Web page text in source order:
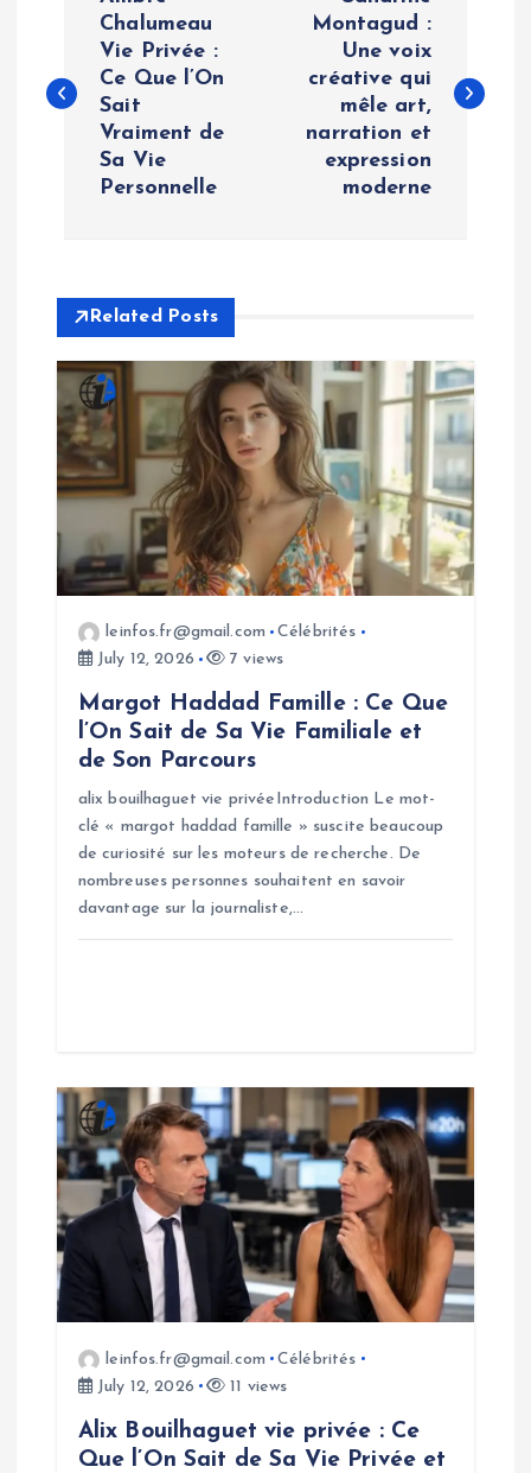
s
v
g
a
t
Chalumeau
Vie Privée :
Ce Que l’On
Sait
Vraiment de
Sa Vie
Personnelle
Montagud :
Une voix
créative qui
mêle art,
narration et
expression
moderne
Related Posts
leinfos.fr@gmail.com
Célébrités
July 12, 2026
7 views
Margot Haddad Famille : Ce Que
l’On Sait de Sa Vie Familiale et
de Son Parcours
alix bouilhaguet vie privéeIntroduction Le mot-
clé « margot haddad famille » suscite beaucoup
de curiosité sur les moteurs de recherche. De
nombreuses personnes souhaitent en savoir
davantage sur la journaliste,…
leinfos.fr@gmail.com
Célébrités
July 12, 2026
11 views
Alix Bouilhaguet vie privée : Ce
Que l’On Sait de Sa Vie Privée et